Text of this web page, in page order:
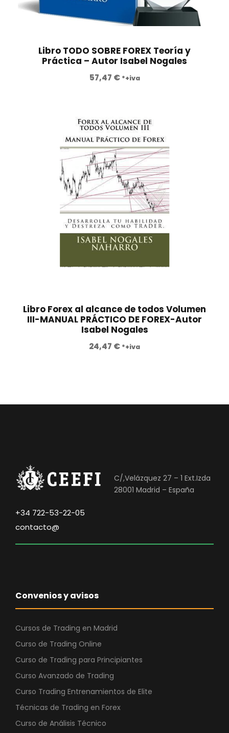
.
l
r
a
:
,
0
0
€
e
2
4
€
.
Libro TODO SOBRE FOREX Teoría y
Práctica – Autor Isabel Nogales
57,47 € *+iva
Libro Forex al alcance de todos Volumen
III-MANUAL PRÁCTICO DE FOREX-Autor
Isabel Nogales
24,47 € *+iva
C/,Velázquez 27 – 1 Ext.Izda
28001 Madrid – España
+34 722-53-22-05
contacto@
Convenios y avisos
Cursos de Trading en Madrid
Curso de Trading Online
Curso de Trading para Principiantes
Curso Avanzado de Trading
Curso Trading Entrenamientos de Elite
Técnicas de Trading en Forex
Curso de Análisis Técnico